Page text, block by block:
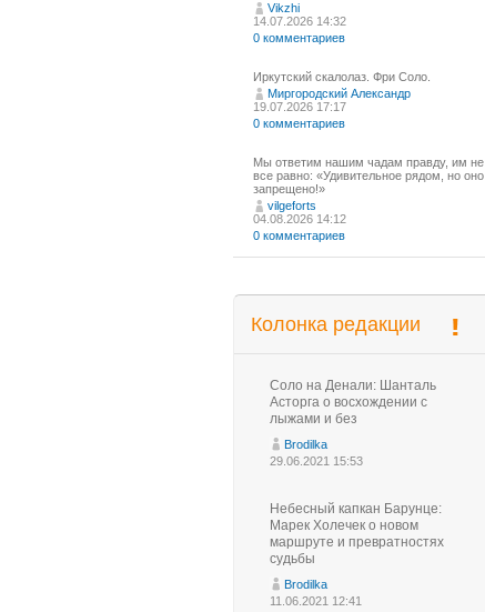
Vikzhi
14.07.2026 14:32
0 комментариев
Иркутский скалолаз. Фри Соло.
Миргородский Александр
19.07.2026 17:17
0 комментариев
Мы ответим нашим чадам правду, им не
все равно: «Удивительное рядом, но оно
запрещено!»
vilgeforts
04.08.2026 14:12
0 комментариев
Колонка редакции
Соло на Денали: Шанталь
Асторга о восхождении с
лыжами и без
Brodilka
29.06.2021 15:53
Небесный капкан Барунце:
Марек Холечек о новом
маршруте и превратностях
судьбы
Brodilka
11.06.2021 12:41